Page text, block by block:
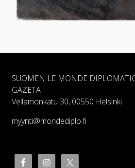
SUOMEN LE MONDE
GAZETA
Vellamonkatu 30, 00550 Helsinki
myynti@mondediplo.fi